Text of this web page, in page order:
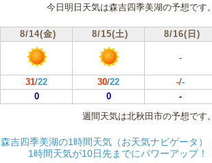
今日明日天気は森吉四季美湖の予想です。
8/14(金) 8/15(土) 8/16(日)
-
31/22 30/22 -/-
0 0
-
週間天気は北秋田市の予想です。
森吉四季美湖の1時間天気（お天気ナビゲータ）
1時間天気が10日先までにパワーアップ！